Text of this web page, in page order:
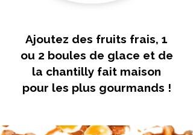
Ajoutez des fruits frais, 1
ou 2 boules de glace et de
la chantilly fait maison
pour les plus gourmands !